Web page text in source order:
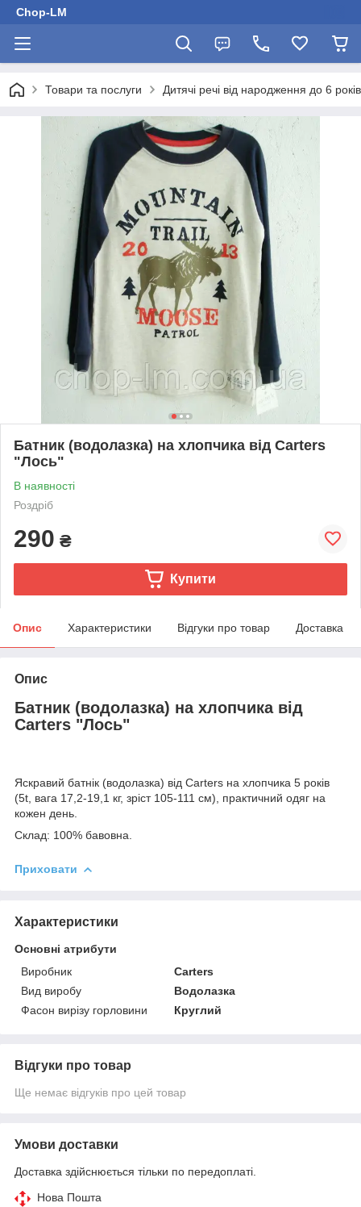
Chop-LM
Товари та послуги Дитячі речі від народження до 6 років
Батник (водолазка) на хлопчика від Carters
"Лось"
В наявності
Роздріб
290 ₴
Купити
Опис Характеристики Відгуки про товар Доставка
Опис
Батник (водолазка) на хлопчика від
Carters "Лось"
Яскравий батнік (водолазка) від Carters на хлопчика 5 років
(5t, вага 17,2-19,1 кг, зріст 105-111 см), практичний одяг на
кожен день.
Склад: 100% бавовна.
Приховати
Характеристики
Основні атрибути
Виробник
Carters
Вид виробу
Водолазка
Фасон вирізу горловини
Круглий
Відгуки про товар
Ще немає відгуків про цей товар
Умови доставки
Доставка здійснюється тільки по передоплаті.
Нова Пошта